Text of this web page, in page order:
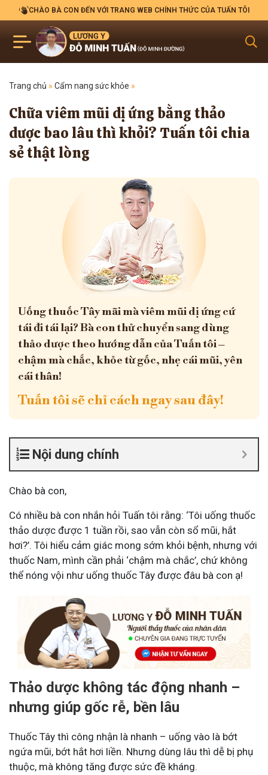
CHÀO BÀ CON ĐẾN VỚI TRANG WEB CHÍNH THỨC CỦA TUẤN TÔI
Trang chủ » Cẩm nang sức khỏe »
Chữa viêm mũi dị ứng bằng thảo
dược bao lâu thì khỏi? Tuấn tôi chia
sẻ thật lòng
Uống thuốc Tây mãi mà viêm mũi dị ứng cứ
tái đi tái lại? Bà con thử chuyển sang dùng
thảo dược theo hướng dẫn của Tuấn tôi –
chậm mà chắc, khỏe từ gốc, nhẹ cái mũi, yên
cái thân!
Tuấn tôi sẽ chỉ cách ngay sau đây!
Nội dung chính
Chào bà con,
Có nhiều bà con nhắn hỏi Tuấn tôi rằng: ‘Tôi uống thuốc
thảo dược được 1 tuần rồi, sao vẫn còn sổ mũi, hắt
hơi?’. Tôi hiểu cảm giác mong sớm khỏi bệnh, nhưng với
thuốc Nam, mình cần phải ‘chậm mà chắc’, chứ không
thể nóng vội như uống thuốc Tây được đâu bà con ạ!
Thảo dược không tác động nhanh –
nhưng giúp gốc rễ, bền lâu
Thuốc Tây thì công nhận là nhanh – uống vào là bớt
ngứa mũi, bớt hắt hơi liền. Nhưng dùng lâu thì dễ bị phụ
thuộc, mà không tăng được sức đề kháng.